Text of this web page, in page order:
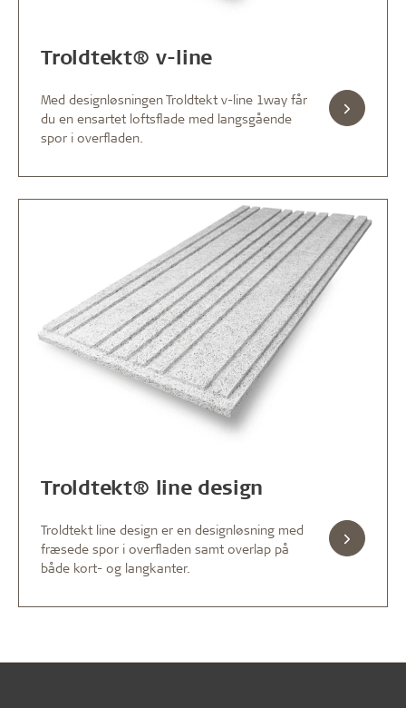
Troldtekt® v-line
Med designløsningen Troldtekt v-line 1way får
du en ensartet loftsflade med langsgående
spor i overfladen.
Troldtekt® line design
Troldtekt line design er en designløsning med
fræsede spor i overfladen samt overlap på
både kort- og langkanter.